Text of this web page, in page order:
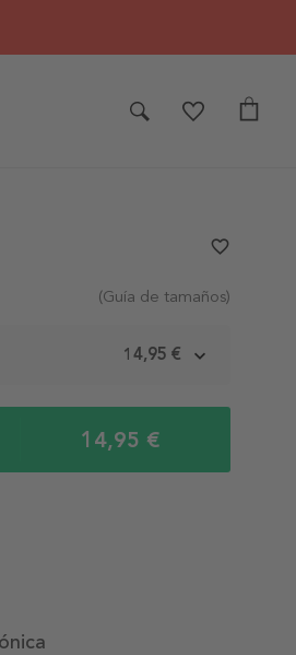
(Guía de tamaños)
14,95 €
14,95 €
favorite_border